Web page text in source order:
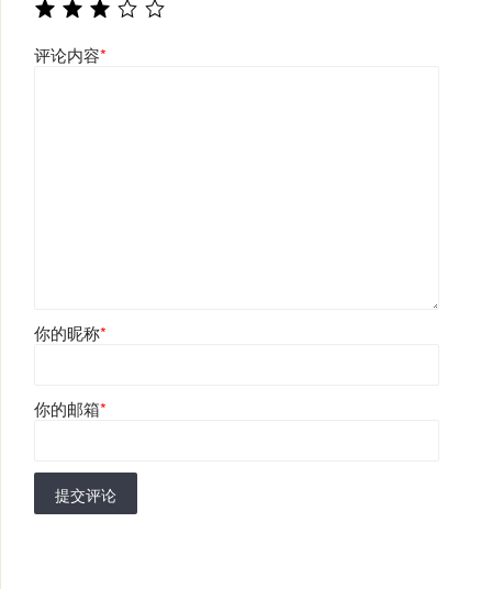
评论内容*
你的昵称*
你的邮箱*
提交评论